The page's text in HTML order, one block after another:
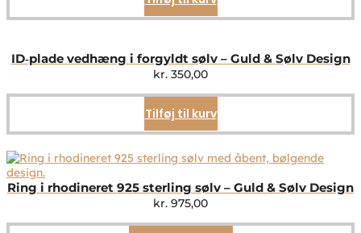
ID‑plade vedhæng i forgyldt sølv – Guld & Sølv Design
kr. 350,00
Tilføj til kurv
Ring i rhodineret 925 sterling sølv – Guld & Sølv Design
kr. 975,00